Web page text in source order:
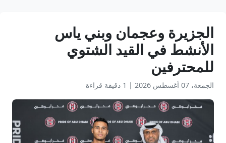
الجزيرة وعجمان وبني ياس
الأنشط في القيد الشتوي
للمحترفين
الجمعة، 07 أغسطس 2026 | 1 دقيقة قراءة